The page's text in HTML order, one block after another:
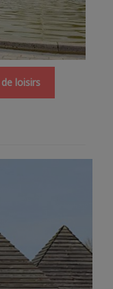
loisirs